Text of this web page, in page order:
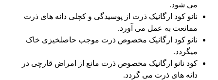
می شود.
نانو کود ارگانیک ذرت از پوسیدگی و کچلی دانه های ذرت
ممانعت به عمل می آورد.
نانو کود ارگانیک مخصوص ذرت موجب حاصلخیزی خاک
میگردد.
کود نانو ارگانیک مخصوص ذرت مانع از امراض قارچی در
دانه های ذرت می گردد.